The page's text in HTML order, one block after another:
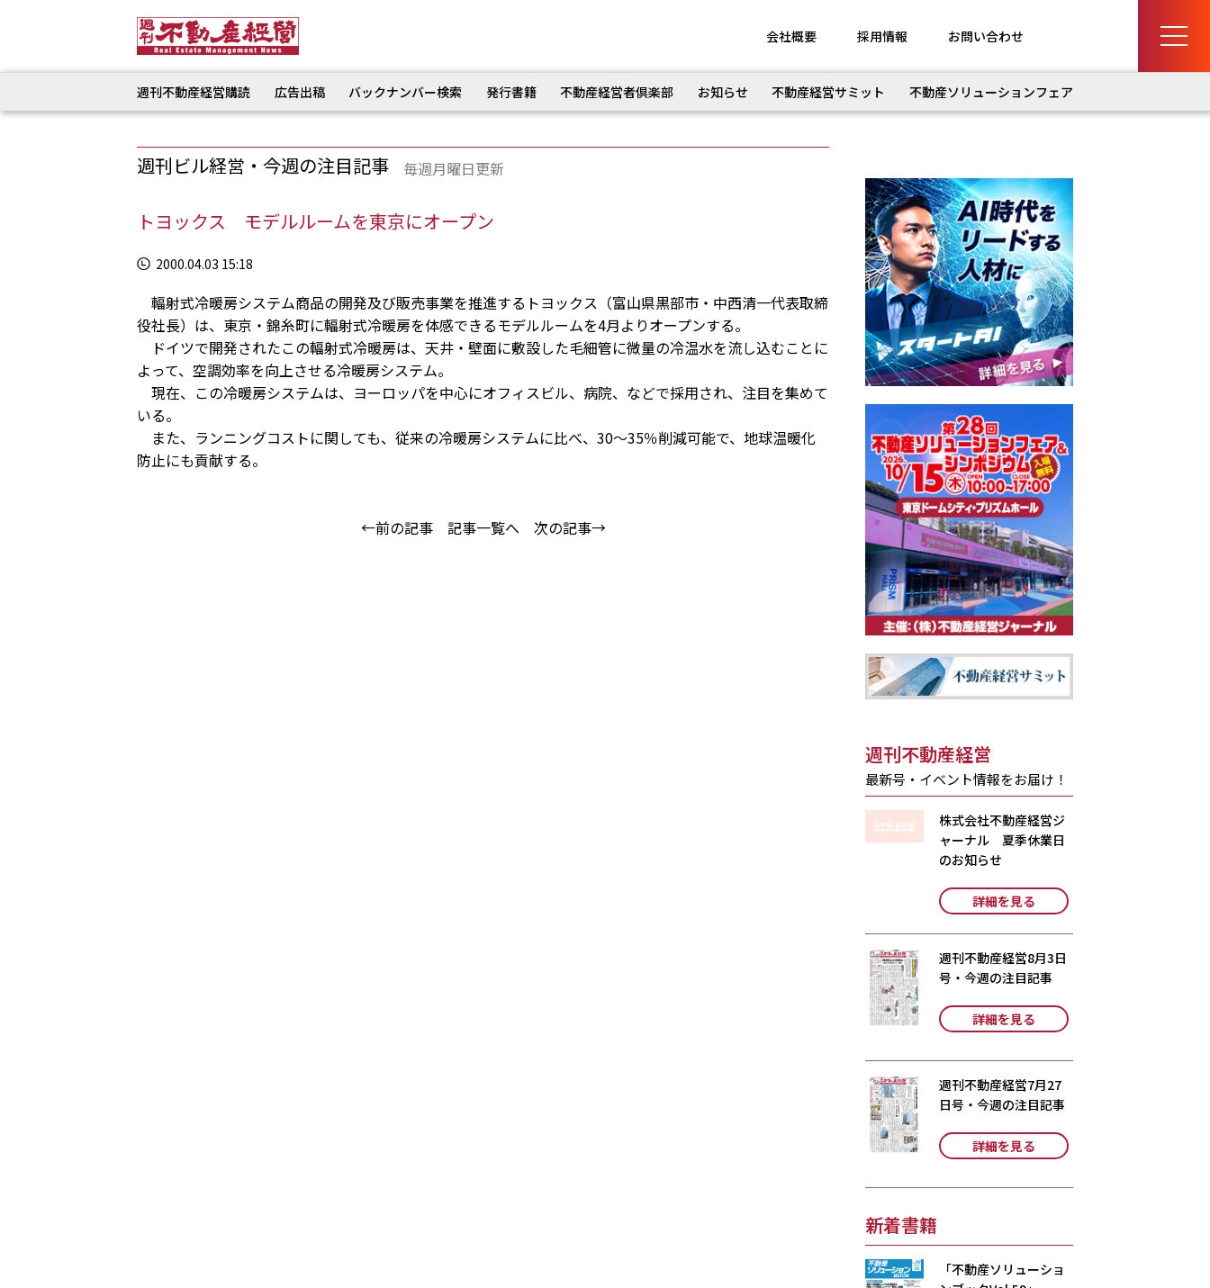
会社概要 採用情報 お問い合わせ
週刊不動産経営購読 広告出稿 バックナンバー検索 発行書籍 不動産経営者倶楽部 お知らせ 不動産経営サミット 不動産ソリューションフェア
週刊ビル経営・今週の注目記事 毎週月曜日更新
トヨックス モデルルームを東京にオープン
2000.04.03 15:18
輻射式冷暖房システム商品の開発及び販売事業を推進するトヨックス（富山県黒部市・中西清一代表取締
役社長）は、東京・錦糸町に輻射式冷暖房を体感できるモデルルームを4月よりオープンする。
ドイツで開発されたこの輻射式冷暖房は、天井・壁面に敷設した毛細管に微量の冷温水を流し込むことに
よって、空調効率を向上させる冷暖房システム。
現在、この冷暖房システムは、ヨーロッパを中心にオフィスビル、病院、などで採用され、注目を集めて
いる。
また、ランニングコストに関しても、従来の冷暖房システムに比べ、30～35％削減可能で、地球温暖化
防止にも貢献する。
←前の記事 記事一覧へ 次の記事→
週刊不動産経営
最新号・イベント情報をお届け！
株式会社不動産経営ジ
ャーナル 夏季休業日
のお知らせ
詳細を見る
週刊不動産経営8月3日
号・今週の注目記事
詳細を見る
週刊不動産経営7月27
日号・今週の注目記事
詳細を見る
新着書籍
「不動産ソリューショ